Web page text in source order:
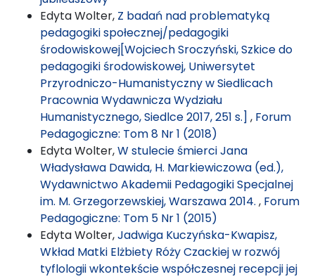
Edyta Wolter, Z badań nad problematyką
pedagogiki społecznej/pedagogiki
środowiskowej[Wojciech Sroczyński, Szkice do
pedagogiki środowiskowej, Uniwersytet
Przyrodniczo-Humanistyczny w Siedlicach
Pracownia Wydawnicza Wydziału
Humanistycznego, Siedlce 2017, 251 s.] , Forum
Pedagogiczne: Tom 8 Nr 1 (2018)
Edyta Wolter,W stulecie śmierci Jana
Władysława Dawida, H. Markiewiczowa (ed.),
Wydawnictwo Akademii Pedagogiki Specjalnej
im. M. Grzegorzewskiej, Warszawa 2014. , Forum
Pedagogiczne: Tom 5 Nr 1 (2015)
Edyta Wolter,Jadwiga Kuczyńska-Kwapisz,
Wkład Matki Elżbiety Róży Czackiej w rozwój
tyflologii wkontekście współczesnej recepcji jej